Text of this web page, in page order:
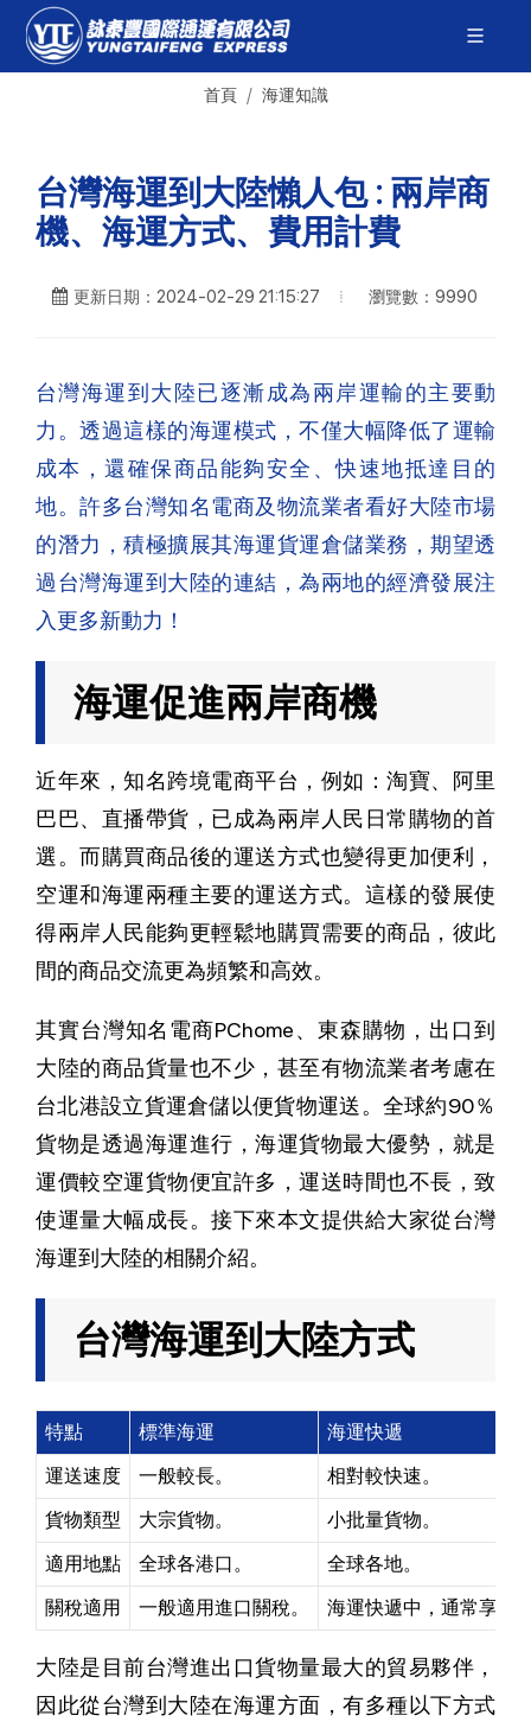
首頁 海運知識
台灣海運到大陸懶人包 : 兩岸商
機、海運方式、費用計費
更新日期：2024-02-29 21:15:27 瀏覽數：9990
台灣海運到大陸已逐漸成為兩岸運輸的主要動
力。透過這樣的海運模式，不僅大幅降低了運輸
成本，還確保商品能夠安全、快速地抵達目的
地。許多台灣知名電商及物流業者看好大陸市場
的潛力，積極擴展其海運貨運倉儲業務，期望透
過台灣海運到大陸的連結，為兩地的經濟發展注
入更多新動力！
海運促進兩岸商機
近年來，知名跨境電商平台，例如：淘寶、阿里
巴巴、直播帶貨，已成為兩岸人民日常購物的首
選。而購買商品後的運送方式也變得更加便利，
空運和海運兩種主要的運送方式。這樣的發展使
得兩岸人民能夠更輕鬆地購買需要的商品，彼此
間的商品交流更為頻繁和高效。
其實台灣知名電商PChome、東森購物，出口到
大陸的商品貨量也不少，甚至有物流業者考慮在
台北港設立貨運倉儲以便貨物運送。全球約90％
貨物是透過海運進行，海運貨物最大優勢，就是
運價較空運貨物便宜許多，運送時間也不長，致
使運量大幅成長。接下來本文提供給大家從台灣
海運到大陸的相關介紹。
台灣海運到大陸方式
特點 標準海運
海運快遞
運送速度
一般較長。
相對較快速。
貨物類型
大宗貨物。
小批量貨物。
適用地點
全球各港口。
全球各地。
關稅適用
一般適用進口關稅。 海運快遞中，通常享有
大陸是目前台灣進出口貨物量最大的貿易夥伴，
因此從台灣到大陸在海運方面，有多種以下方式